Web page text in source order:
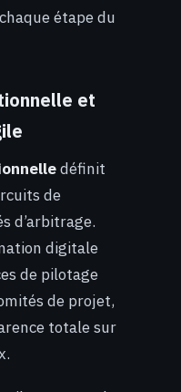
étape du
et
définit
de
d’arbitrage.
digitale
de pilotage
de projet,
totale sur